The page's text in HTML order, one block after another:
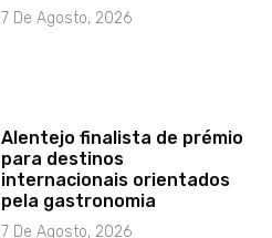
7 De Agosto, 2026
Alentejo finalista de prémio
para destinos
internacionais orientados
pela gastronomia
7 De Agosto, 2026